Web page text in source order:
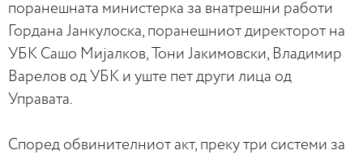
поранешната министерка за внатрешни работи
Гордана Јанкулоска, поранешниот директорот на
УБК Сашо Мијалков, Тони Јакимовски, Владимир
Варелов од УБК и уште пет други лица од
Управата.
Според обвинителниот акт, преку три системи за